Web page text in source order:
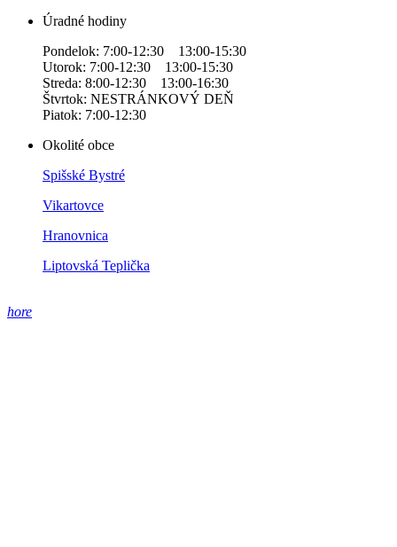
Úradné hodiny
Pondelok: 7:00-12:30 13:00-15:30
Utorok: 7:00-12:30 13:00-15:30
Streda: 8:00-12:30 13:00-16:30
Štvrtok: NESTRÁNKOVÝ DEŇ
Piatok: 7:00-12:30
Okolité obce
Spišské Bystré
Vikartovce
Hranovnica
Liptovská Teplička
hore